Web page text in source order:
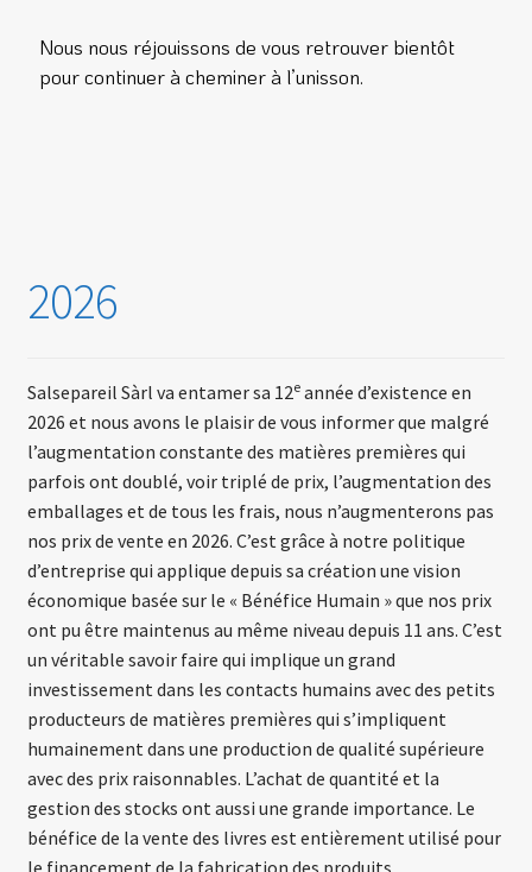
Nous nous réjouissons de vous retrouver bientôt
pour continuer à cheminer à l’unisson.
2026
Salsepareil Sàrl va entamer sa 12eannée d’existence en
2026 et nous avons le plaisir de vous informer que malgré
l’augmentation constante des matières premières qui
parfois ont doublé, voir triplé de prix, l’augmentation des
emballages et de tous les frais, nous n’augmenterons pas
nos prix de vente en 2026. C’est grâce à notre politique
d’entreprise qui applique depuis sa création une vision
économique basée sur le « Bénéfice Humain » que nos prix
ont pu être maintenus au même niveau depuis 11 ans. C’est
un véritable savoir faire qui implique un grand
investissement dans les contacts humains avec des petits
producteurs de matières premières qui s’impliquent
humainement dans une production de qualité supérieure
avec des prix raisonnables. L’achat de quantité et la
gestion des stocks ont aussi une grande importance. Le
bénéfice de la vente des livres est entièrement utilisé pour
le financement de la fabrication des produits.